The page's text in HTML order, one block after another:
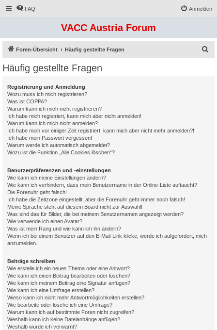
FAQ Anmelden
VACC Austria Forum
Foren-Übersicht Häufig gestellte Fragen
Häufig gestellte Fragen
Registrierung und Anmeldung
Wozu muss ich mich registrieren?
Was ist COPPA?
Warum kann ich mich nicht registrieren?
Ich habe mich registriert, kann mich aber nicht anmelden!
Warum kann ich mich nicht anmelden?
Ich habe mich vor einiger Zeit registriert, kann mich aber nicht mehr anmelden?!
Ich habe mein Passwort vergessen!
Warum werde ich automatisch abgemeldet?
Wozu ist die Funktion „Alle Cookies löschen“?
Benutzerpräferenzen und -einstellungen
Wie kann ich meine Einstellungen ändern?
Wie kann ich verhindern, dass mein Benutzername in der Online-Liste auftaucht?
Die Forenuhr geht falsch!
Ich habe die Zeitzone eingestellt, aber die Forenuhr geht immer noch falsch!
Meine Sprache steht auf diesem Board nicht zur Auswahl!
Was sind das für Bilder, die bei meinem Benutzernamen angezeigt werden?
Wie verwende ich einen Avatar?
Was ist mein Rang und wie kann ich ihn ändern?
Wenn ich bei einem Benutzer auf den E-Mail-Link klicke, werde ich aufgefordert, mich
anzumelden.
Beiträge schreiben
Wie erstelle ich ein neues Thema oder eine Antwort?
Wie kann ich einen Beitrag bearbeiten oder löschen?
Wie kann ich meinem Beitrag eine Signatur anfügen?
Wie kann ich eine Umfrage erstellen?
Wieso kann ich nicht mehr Antwortmöglichkeiten erstellen?
Wie bearbeite oder lösche ich eine Umfrage?
Warum kann ich auf bestimmte Foren nicht zugreifen?
Weshalb kann ich keine Dateianhänge anfügen?
Weshalb wurde ich verwarnt?